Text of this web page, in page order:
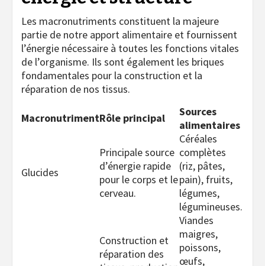
Les macronutriments constituent la majeure
partie de notre apport alimentaire et fournissent
l’énergie nécessaire à toutes les fonctions vitales
de l’organisme. Ils sont également les briques
fondamentales pour la construction et la
réparation de nos tissus.
MacronutrimentRôle principal
Sources
alimentaires
Glucides
Principale source
d’énergie rapide
pour le corps et le
cerveau.
Céréales
complètes
(riz, pâtes,
pain), fruits,
légumes,
légumineuses.
Construction et
réparation des
Viandes
maigres,
poissons,
œufs,